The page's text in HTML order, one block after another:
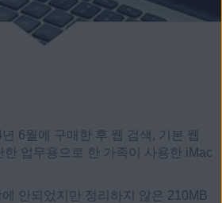
6월에 구매한 후 웹 검색, 기본 웹
한 업무용으로 한 가족이 사용한 iMac
안되었지만 정리하지 않은 210MB